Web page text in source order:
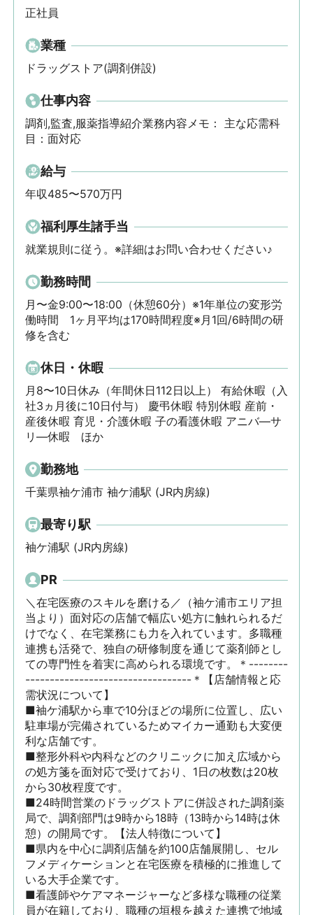
正社員
業種
ドラッグストア(調剤併設)
仕事内容
調剤,監査,服薬指導紹介業務内容メモ： 主な応需科
目：面対応
給与
年収485〜570万円
福利厚生諸手当
就業規則に従う。※詳細はお問い合わせください♪
勤務時間
月〜金9:00〜18:00（休憩60分）※1年単位の変形労
働時間　1ヶ月平均は170時間程度※月1回/6時間の研
修を含む
休日・休暇
月8〜10日休み（年間休日112日以上） 有給休暇（入
社3ヵ月後に10日付与） 慶弔休暇 特別休暇 産前・
産後休暇 育児・介護休暇 子の看護休暇 アニバ—サ
リ—休暇　ほか
勤務地
千葉県袖ケ浦市 袖ケ浦駅 (JR内房線)
最寄り駅
袖ケ浦駅 (JR内房線)
PR
＼在宅医療のスキルを磨ける／（袖ケ浦市エリア担
当より）面対応の店舗で幅広い処方に触れられるだ
けでなく、在宅業務にも力を入れています。多職種
連携も活発で、独自の研修制度を通じて薬剤師とし
ての専門性を着実に高められる環境です。＊--------
----------------------------------＊【店舗情報と応
需状況について】
■袖ケ浦駅から車で10分ほどの場所に位置し、広い
駐車場が完備されているためマイカー通勤も大変便
利な店舗です。
■整形外科や内科などのクリニックに加え広域から
の処方箋を面対応で受けており、1日の枚数は20枚
から30枚程度です。
■24時間営業のドラッグストアに併設された調剤薬
局で、調剤部門は9時から18時（13時から14時は休
憩）の開局です。【法人特徴について】
■県内を中心に調剤店舗を約100店舗展開し、セル
フメディケーションと在宅医療を積極的に推進して
いる大手企業です。
■看護師やケアマネージャーなど多様な職種の従業
員が在籍しており、職種の垣根を越えた連携で地域